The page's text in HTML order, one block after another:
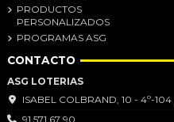
PRODUCTOS
PERSONALIZADOS
PROGRAMAS ASG
CONTACTO
ASG LOTERIAS
ISABEL COLBRAND, 10 - 4º-
91 571 67 90